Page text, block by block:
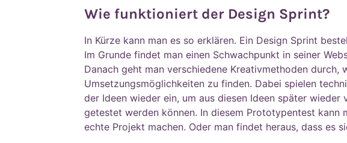
Wie funktioniert der Design Sprint?
In Kürze kann man es so erklären. Ein Design Sprint
Im Grunde findet man einen Schwachpunkt in seiner
Danach geht man verschiedene Kreativmethoden
Umsetzungsmöglichkeiten zu finden. Dabei spielen
der Ideen wieder ein, um aus diesen Ideen später
getestet werden können. In diesem Prototypentest kann
echte Projekt machen. Oder man findet heraus, dass es